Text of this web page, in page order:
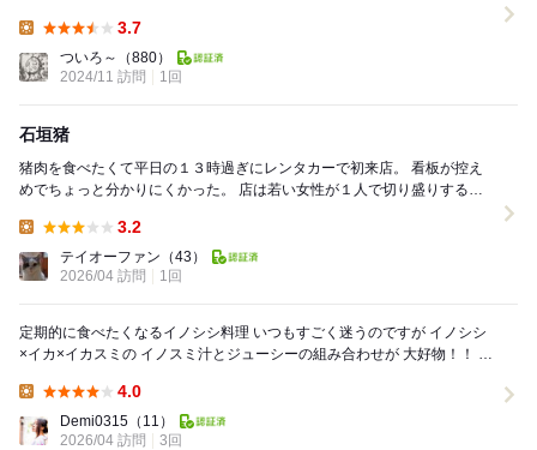
3.7
ついろ～
（880）
2024/11 訪問
1回
石垣猪
猪肉を食べたくて平日の１３時過ぎにレンタカーで初来店。 看板が控え
めでちょっと分かりにくかった。 店は若い女性が１人で切り盛りする小
3.2
テイオーファン （43）
2026/04 訪問
1回
定期的に食べたくなるイノシシ料理 いつもすごく迷うのですが イノシシ
×イカ×イカスミの イノスミ汁とジューシーの組み合わせが 大好物！！ イ
4.0
Demi0315 （11）
2026/04 訪問
3回